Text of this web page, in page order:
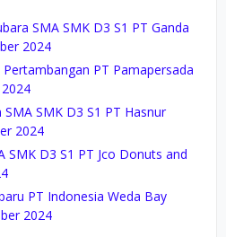
SMA SMK D3 S1 PT Ganda
2024
PT Pamapersada
SMK D3 S1 PT Hasnur
2024
SMK D3 S1 PT Jco Donuts and
PT Indonesia Weda Bay
2024